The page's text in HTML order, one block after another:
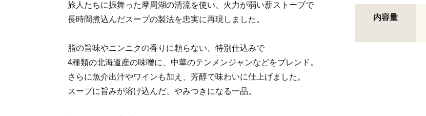
旅人たちに振舞った摩周湖の清流を使い、火力が弱い薪ストーブで
長時間煮込んだスープの製法を忠実に再現しました。
脂の旨味やニンニクの香りに頼らない、特別仕込みで
4種類の北海道産の味噌に、中華のテンメンジャンなどをブレンド。
さらに魚介出汁やワインも加え、芳醇で味わいに仕上げました。
スープに旨みが溶け込んだ、やみつきになる一品。
内容量